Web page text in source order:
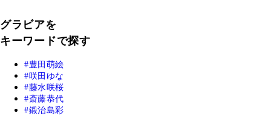
グラビアを
キーワードで探す
豊田萌絵
咲田ゆな
藤水咲桜
斎藤恭代
鍛治島彩